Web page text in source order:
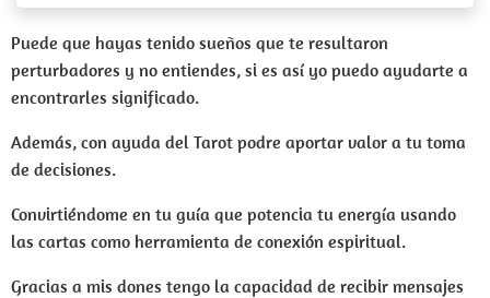
Puede que hayas tenido sueños que te resultaron
perturbadores y no entiendes, si es así yo puedo ayudarte a
encontrarles significado.
Además, con ayuda del Tarot podre aportar valor a tu toma
de decisiones.
Convirtiéndome en tu guía que potencia tu energía usando
las cartas como herramienta de conexión espiritual.
Gracias a mis dones tengo la capacidad de recibir mensajes